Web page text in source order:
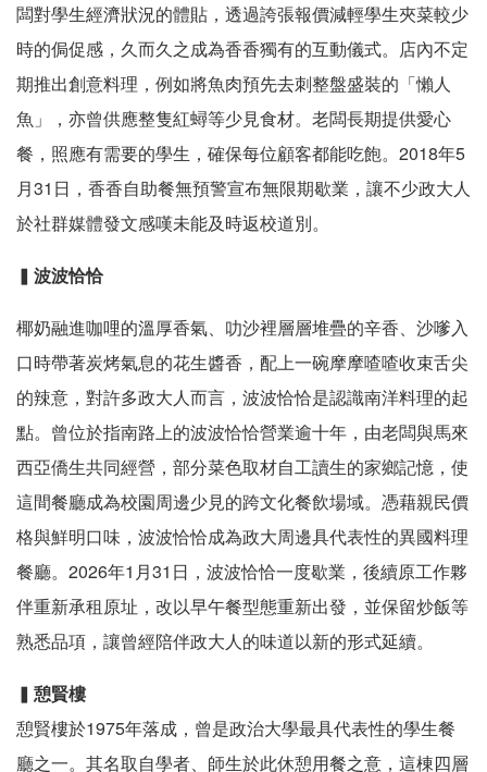
闆對學生經濟狀況的體貼，透過誇張報價減輕學生夾菜較少
時的侷促感，久而久之成為香香獨有的互動儀式。店內不定
期推出創意料理，例如將魚肉預先去刺整盤盛裝的「懶人
魚」，亦曾供應整隻紅蟳等少見食材。老闆長期提供愛心
餐，照應有需要的學生，確保每位顧客都能吃飽。2018年5
月31日，香香自助餐無預警宣布無限期歇業，讓不少政大人
於社群媒體發文感嘆未能及時返校道別。
▍ 波波恰恰
椰奶融進咖哩的溫厚香氣、叻沙裡層層堆疊的辛香、沙嗲入
口時帶著炭烤氣息的花生醬香，配上一碗摩摩喳喳收束舌尖
的辣意，對許多政大人而言，波波恰恰是認識南洋料理的起
點。曾位於指南路上的波波恰恰營業逾十年，由老闆與馬來
西亞僑生共同經營，部分菜色取材自工讀生的家鄉記憶，使
這間餐廳成為校園周邊少見的跨文化餐飲場域。憑藉親民價
格與鮮明口味，波波恰恰成為政大周邊具代表性的異國料理
餐廳。2026年1月31日，波波恰恰一度歇業，後續原工作夥
伴重新承租原址，改以早午餐型態重新出發，並保留炒飯等
熟悉品項，讓曾經陪伴政大人的味道以新的形式延續。
▍ 憩賢樓
憩賢樓於1975年落成，曾是政治大學最具代表性的學生餐
廳之一。其名取自學者、師生於此休憩用餐之意，這棟四層